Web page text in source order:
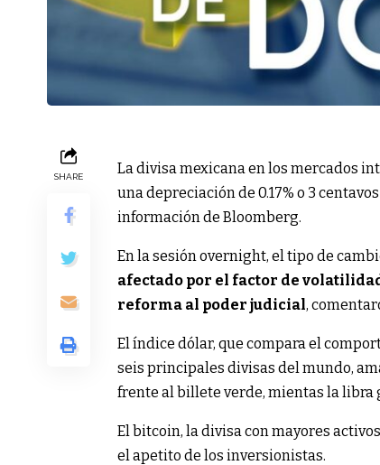
SHARE
La divisa mexicana en los mercados
una depreciación de 0.17% o 3
información de Bloomberg.
En la sesión overnight, el tipo de
afectado por el factor de
reforma al poder judicial,
El índice dólar, que compara el
seis principales divisas del mundo,
frente al billete verde, mientas la libra
El bitcoin, la divisa con mayores
el apetito de los inversionistas.